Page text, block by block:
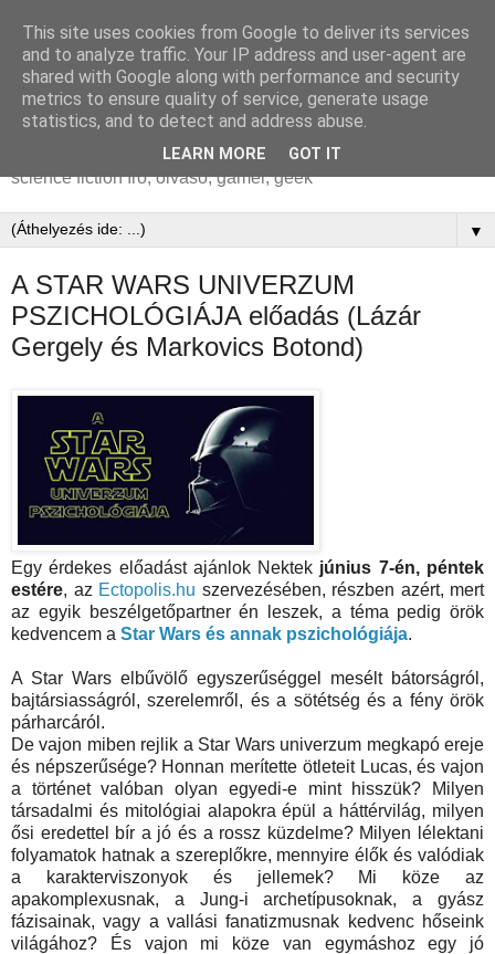
Markovics Botond |
Brandon Hackett
MARKOVICS Botond aka Brandon Hackett írói honlapja |
science fiction író, olvasó, gamer, geek
▼
A STAR WARS UNIVERZUM
PSZICHOLÓGIÁJA előadás (Lázár
Gergely és Markovics Botond)
Egy érdekes előadást ajánlok Nektek június 7-én, péntek
estére, az Ectopolis.hu szervezésében, részben azért, mert
az egyik beszélgetőpartner én leszek, a téma pedig örök
kedvencem a Star Wars és annak pszichológiája.
A Star Wars elbűvölő egyszerűséggel mesélt bátorságról,
bajtársiasságról, szerelemről, és a sötétség és a fény örök
párharcáról.
De vajon miben rejlik a Star Wars univerzum megkapó ereje
és népszerűsége? Honnan merítette ötleteit Lucas, és vajon
a történet valóban olyan egyedi-e mint hisszük? Milyen
társadalmi és mitológiai alapokra épül a háttérvilág, milyen
ősi eredettel bír a jó és a rossz küzdelme? Milyen lélektani
folyamatok hatnak a szereplőkre, mennyire élők és valódiak
a karakterviszonyok és jellemek? Mi köze az
apakomplexusnak, a Jung-i archetípusoknak, a gyász
fázisainak, vagy a vallási fanatizmusnak kedvenc hőseink
világához? És vajon mi köze van egymáshoz egy jó
This site uses cookies from Google to deliver its services
and to analyze traffic. Your IP address and user-agent are
shared with Google along with performance and security
metrics to ensure quality of service, generate usage
statistics, and to detect and address abuse.
LEARN MORE GOT IT